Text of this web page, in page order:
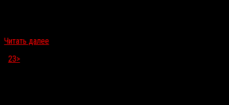
Читать далее
23>